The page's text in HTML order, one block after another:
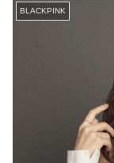
BLACKPINK